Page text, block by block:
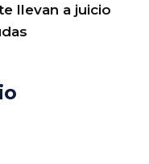
llevan a juicio